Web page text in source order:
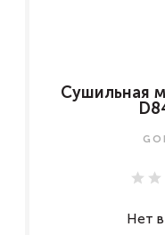
Сушильная
Нет в